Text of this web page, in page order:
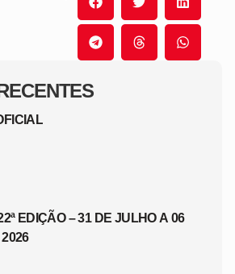
EDIÇÃO – 31 DE JULHO A 06